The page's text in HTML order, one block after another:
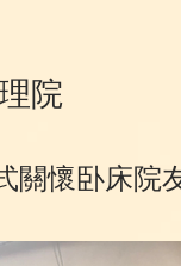
院
關懷卧床院